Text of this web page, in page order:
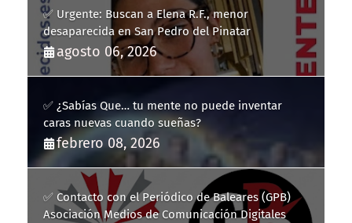
✅ Urgente: Buscan a Elena R.F., menor
desaparecida en San Pedro del Pinatar
agosto 06, 2026
✅ ¿Sabías Que… tu mente no puede inventar
caras nuevas cuando sueñas?
febrero 08, 2026
✅ Contacto con el Periódico de Baleares (GPB)
Asociación Medios de Comunicación Digitales